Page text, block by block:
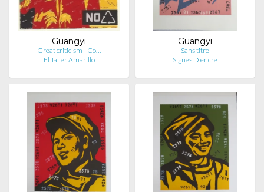
Guangyi
Great criticism - Co…
El Taller Amarillo
Guangyi
Sans titre
Signes D'encre